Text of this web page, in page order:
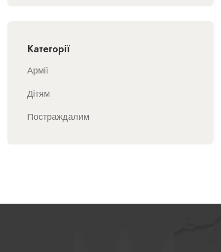
Категорії
Армії
Дітям
Постраждалим